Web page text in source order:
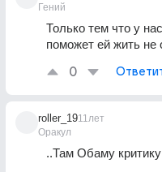
Гений
Только тем что у
поможет ей жить не
0
roller_19
Оракул
11лет
..Там Обаму